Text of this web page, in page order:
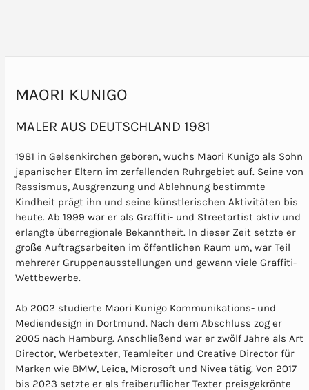
MAORI KUNIGO
MALER AUS DEUTSCHLAND 1981
1981 in Gelsenkirchen geboren, wuchs Maori Kunigo als Sohn
japanischer Eltern im zerfallenden Ruhrgebiet auf. Seine von
Rassismus, Ausgrenzung und Ablehnung bestimmte
Kindheit prägt ihn und seine künstlerischen Aktivitäten bis
heute. Ab 1999 war er als Graffiti- und Streetartist aktiv und
erlangte überregionale Bekanntheit. In dieser Zeit setzte er
große Auftragsarbeiten im öffentlichen Raum um, war Teil
mehrerer Gruppenausstellungen und gewann viele Graffiti-
Wettbewerbe.
Ab 2002 studierte Maori Kunigo Kommunikations- und
Mediendesign in Dortmund. Nach dem Abschluss zog er
2005 nach Hamburg. Anschließend war er zwölf Jahre als Art
Director, Werbetexter, Teamleiter und Creative Director für
Marken wie BMW, Leica, Microsoft und Nivea tätig. Von 2017
bis 2023 setzte er als freiberuflicher Texter preisgekrönte